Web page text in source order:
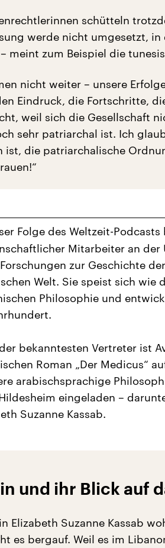
schütteln
werde nicht umgesetzt,
meint zum Beispiel die
nicht weiter – unsere
Eindruck, die Fortschritte,
weil sich die Gesellschaft
sehr patriarchal ist. Ich
ist, die patriarchalische
Folge des Weltzeit-
Mitarbeiter an
zur Geschichte
Welt. Sie speist sich wie
Philosophie und
bekanntesten Vertreter ist
Roman „Der Medicus“
arabischsprachige
eingeladen –
Suzanne Kassab.
und ihr Blick auf
Elizabeth Suzanne Kassab
es bergauf. Weil es im